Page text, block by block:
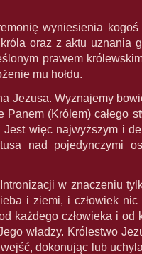
wyniesienia
oraz z aktu uznania
prawem
mu hołdu.
Jezusa. Wyznajemy
(Królem) całego
więc najwyższym i
nad pojedynczymi
w znaczeniu
i ziemi, i człowiek
każdego człowieka i
władzy. Królestwo
dokonując lub